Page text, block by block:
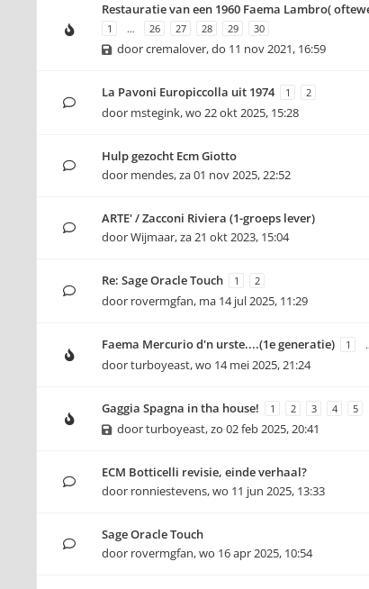
Restauratie van een 1960 Faema Lambro(
1 … 26 27 28 29 30
doorcremalover,do 11 nov 2021, 16:59
La Pavoni Europiccolla uit 1974 1 2
door mstegink,wo 22 okt 2025, 15:28
Hulp gezocht Ecm Giotto
door mendes,za 01 nov 2025, 22:52
ARTE' / Zacconi Riviera (1-groeps lever)
doorWijmaar,za 21 okt 2023, 15:04
Re: Sage Oracle Touch 1 2
door rovermgfan, ma 14 jul 2025, 11:29
Faema Mercurio d'n urste....(1e generatie) 1
doorturboyeast,wo 14 mei 2025, 21:24
Gaggia Spagna in tha house! 1 2 3 4 5
doorturboyeast,zo 02 feb 2025, 20:41
ECM Botticelli revisie, einde verhaal?
door ronniestevens,wo 11 jun 2025, 13:33
Sage Oracle Touch
door rovermgfan,wo 16 apr 2025, 10:54